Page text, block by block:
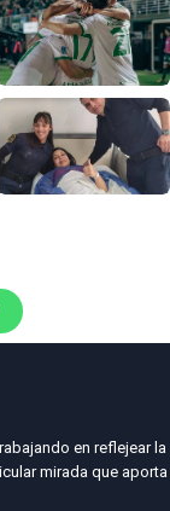
en reflejear la
mirada que aporta